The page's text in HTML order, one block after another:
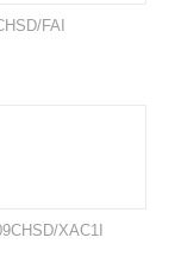
FAI
XAC1I